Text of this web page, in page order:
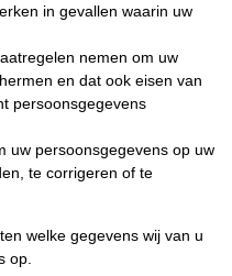
in gevallen waarin uw
nemen om uw
en dat ook eisen van
persoonsgegevens
uw persoonsgegevens op uw
te corrigeren of te
welke gegevens wij van u
op.